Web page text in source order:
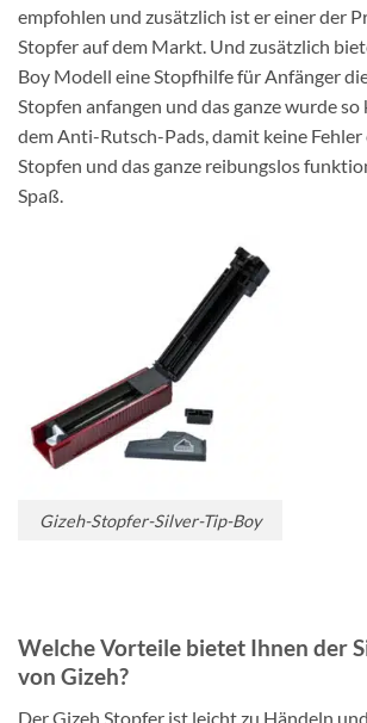
empfohlen und zusätzlich ist er einer der
Stopfer auf dem Markt. Und zusätzlich
Boy Modell eine Stopfhilfe für Anfänger
Stopfen anfangen und das ganze wurde
dem Anti-Rutsch-Pads, damit keine
Stopfen und das ganze reibungslos
Spaß.
Gizeh-Stopfer-Silver-Tip-Boy
Welche Vorteile bietet Ihnen der
von Gizeh?
Der Gizeh Stopfer ist leicht zu Händeln